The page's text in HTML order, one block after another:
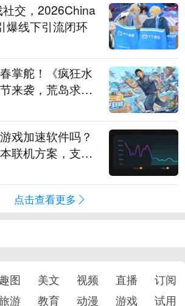
交，2026China
爆线下引流闭环
掌舵！《疯狂水
来袭，荒岛求生
戏加速软件吗？
联机方案，支持
点击查看更多
趣图 美文 视频 直播
订阅
游 教育 动漫 游戏 试用